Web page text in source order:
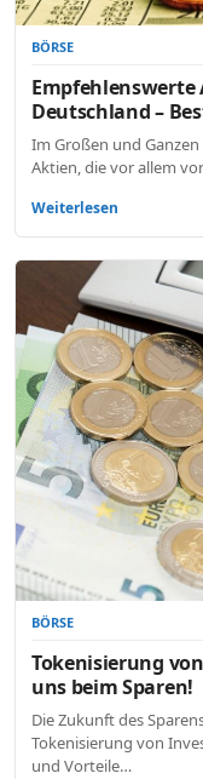
BÖRSE
Deutschland –
Im Großen und
Aktien, die vor allem
Weiterlesen
BÖRSE
Tokenisierung
uns beim Sparen!
Die Zukunft des
Tokenisierung von
und Vorteile…